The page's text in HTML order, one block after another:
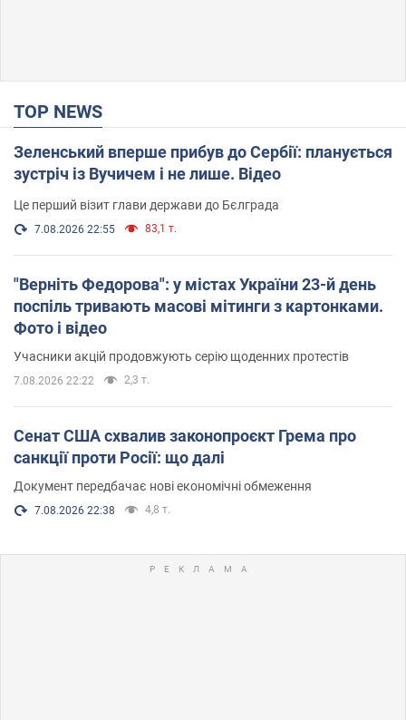
TOP NEWS
Зеленський вперше прибув до Сербії: планується
зустріч із Вучичем і не лише. Відео
Це перший візит глави держави до Бєлграда
7.08.2026 22:55 83,1 т.
"Верніть Федорова": у містах України 23-й день
поспіль тривають масові мітинги з картонками.
Фото і відео
Учасники акцій продовжують серію щоденних протестів
7.08.2026 22:22 2,3 т.
Сенат США схвалив законопроєкт Грема про
санкції проти Росії: що далі
Документ передбачає нові економічні обмеження
7.08.2026 22:38 4,8 т.